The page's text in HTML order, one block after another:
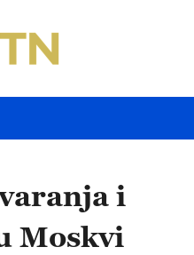
i
Moskvi